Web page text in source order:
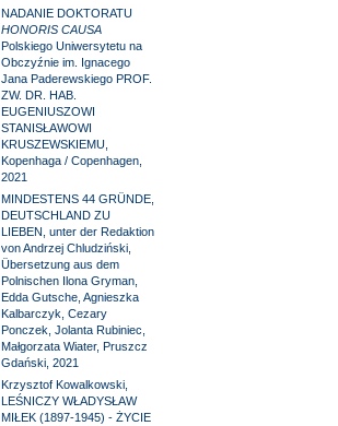
NADANIE DOKTORATU
HONORIS CAUSA
Polskiego Uniwersytetu na
Obczyźnie im. Ignacego
Jana Paderewskiego PROF.
ZW. DR. HAB.
EUGENIUSZOWI
STANISŁAWOWI
KRUSZEWSKIEMU,
Kopenhaga / Copenhagen,
2021
MINDESTENS 44 GRÜNDE,
DEUTSCHLAND ZU
LIEBEN, unter der Redaktion
von Andrzej Chludziński,
Übersetzung aus dem
Polnischen Ilona Gryman,
Edda Gutsche, Agnieszka
Kalbarczyk, Cezary
Ponczek, Jolanta Rubiniec,
Małgorzata Wiater, Pruszcz
Gdański, 2021
Krzysztof Kowalkowski,
LEŚNICZY WŁADYSŁAW
MIŁEK (1897-1945) - ŻYCIE